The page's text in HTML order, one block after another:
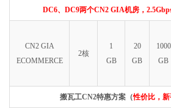
DC6、DC9两个CN2 GIA机房，
CN2 GIA
ECOMMERCE
2核
1
GB
20
GB
1000
GB
搬瓦工CN2特惠方案（性价比，